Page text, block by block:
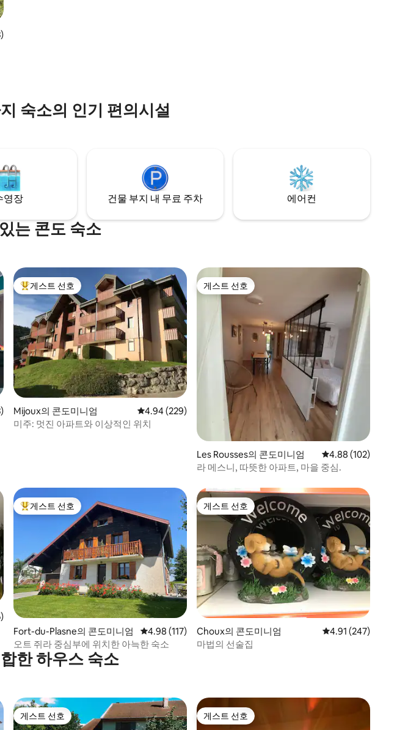
점 만점), 후기 203개
숙소의 인기 편의시설
영장 건물 부지 내 무료 주차 에어컨
는 콘도 숙소
점 만점), 후기 233개
상위 게스트 선호
게스트 선호
Mijoux의 콘도미니엄 평점 4.94점(5점 만점), 후기 229개
4.94 (229)
미주: 멋진 아파트와 이상적인 위치
게스트 선호
게스트 선호
Les Rousses의 콘도미니엄 평점 4.88점(5점 만점),
4.88 (102)
라 메스니, 따뜻한 아파트, 마을 중심.
점 만점), 후기 285개
상위 게스트 선호
게스트 선호
Fort-du-Plasne의 콘도미니엄 평점 4.98점(5점 만점), 후기 117개
4.98 (117)
오트 쥐라 중심부에 위치한 아늑한 숙소
게스트 선호
게스트 선호
Choux의 콘도미니엄 평점 4.91점(5점 만점),
4.91 (247)
마법의 선술집
한 하우스 숙소
게스트 선호
게스트 선호 게스트 선호
게스트 선호